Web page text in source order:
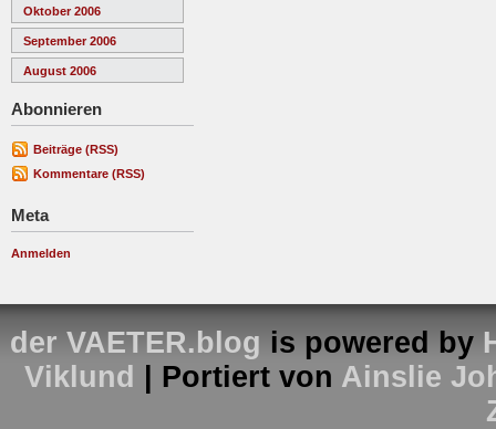
Oktober 2006
September 2006
August 2006
Abonnieren
Beiträge (RSS)
Kommentare (RSS)
Meta
Anmelden
der VAETER.blog is powered by
Viklund
| Portiert von Ainslie